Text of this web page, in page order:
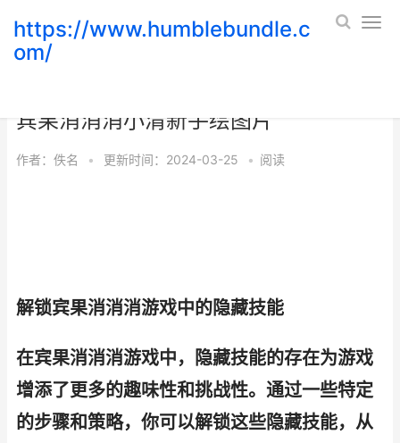
https://www.humblebundle.c
om/
宾果消消消小清新手绘图片
作者： 佚名 • 更新时间：2024-03-25 • 阅读
解锁宾果消消消游戏中的隐藏技能
在宾果消消消游戏中，隐藏技能的存在为游戏
增添了更多的趣味性和挑战性。通过一些特定
的步骤和策略，你可以解锁这些隐藏技能，从